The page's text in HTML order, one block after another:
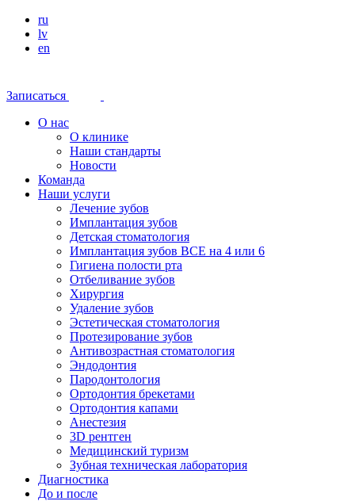
ru
lv
en
Записаться
О нас
О клинике
Наши стандарты
Новости
Команда
Наши услуги
Лечение зубов
Имплантация зубов
Детская стоматология
Имплантация зубов ВСЕ на 4 или 6
Гигиена полости рта
Отбеливание зубов
Хирургия
Удаление зубов
Эстетическая стоматология
Протезирование зубов
Антивозрастная стоматология
Эндодонтия
Пародонтология
Ортодонтия брекетами
Ортодонтия капами
Анестезия
3D рентген
Медицинский туризм
Зубная техническая лаборатория
Диагностика
До и после